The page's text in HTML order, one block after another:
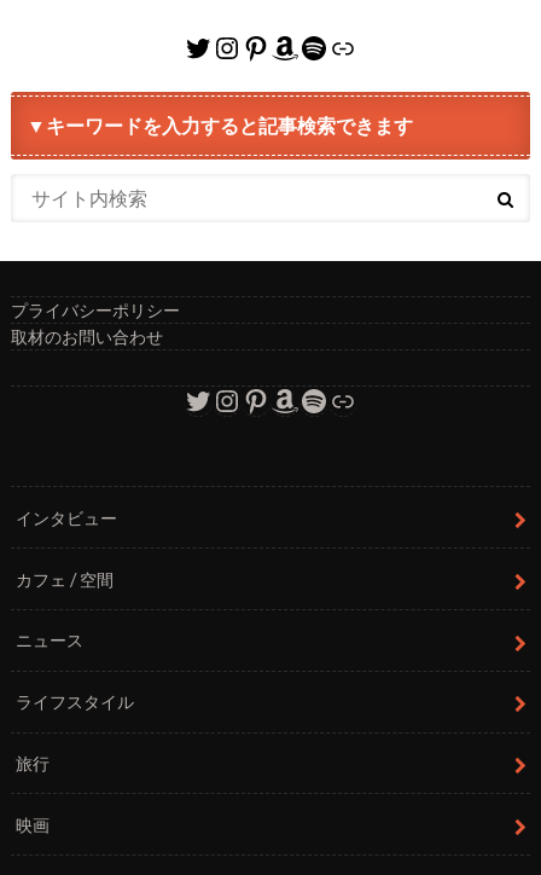
Twitter
Instagram
Pinterest
Amazon
Spotify
リンク
▼キーワードを入力すると記事検索できます
プライバシーポリシー
取材のお問い合わせ
Twitter
Instagram
Pinterest
Amazon
Spotify
リンク
インタビュー
カフェ / 空間
ニュース
ライフスタイル
旅行
映画